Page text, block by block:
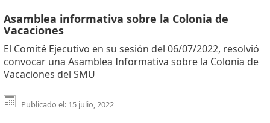
Asamblea informativa sobre la Colonia de
Vacaciones
El Comité Ejecutivo en su sesión del 06/07/2022, resolvió
convocar una Asamblea Informativa sobre la Colonia de
Vacaciones del SMU
Publicado el: 15 julio, 2022